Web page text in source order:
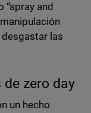
“spray and
las
zero day
un hecho